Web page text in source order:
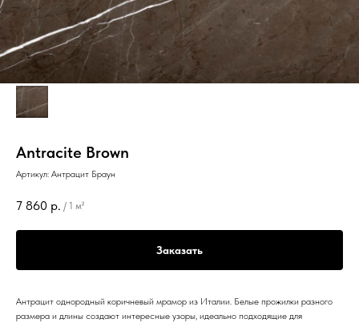
Antracite Brown
Артикул: Антрацит Браун
7 860 р. / 1 м²
Заказать
Антрацит однородный коричневый мрамор из Италии. Белые прожилки разного
размера и длины создают интересные узоры, идеально подходящие для